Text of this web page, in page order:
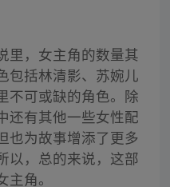
里，女主角的数量其
包括林清影、苏婉儿
不可或缺的角色。除
还有其他一些女性配
也为故事增添了更多
以，总的来说，这部
角。